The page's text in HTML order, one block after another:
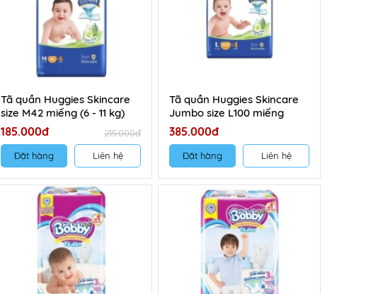
Tã quần Huggies Skincare
size M42 miếng (6 - 11 kg)
185.000đ
215.000đ
Đặt hàng
Liên hệ
Tã quần Huggies Skincare
Jumbo size L100 miếng
385.000đ
Đặt hàng Liên hệ